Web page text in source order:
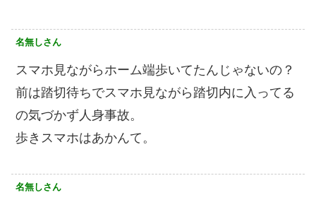
名無しさん
スマホ見ながらホーム端歩いてたんじゃないの？
前は踏切待ちでスマホ見ながら踏切内に入ってる
の気づかず人身事故。
歩きスマホはあかんて。
名無しさん